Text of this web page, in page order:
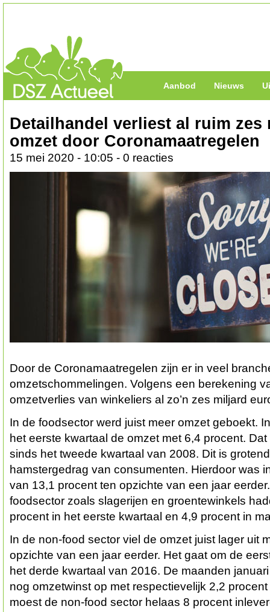
Aanbod Nieuws
Detailhandel verliest al ruim zes
omzet door Coronamaatregelen
15 mei 2020 - 10:05 - 0 reacties
Door de Coronamaatregelen zijn er in veel
omzetschommelingen. Volgens een berekening
omzetverlies van winkeliers al zo’n zes miljard
In de foodsector werd juist meer omzet geboekt.
het eerste kwartaal de omzet met 6,4 procent.
sinds het tweede kwartaal van 2008. Dit is
hamstergedrag van consumenten. Hierdoor was
van 13,1 procent ten opzichte van een jaar
foodsector zoals slagerijen en groentewinkels
procent in het eerste kwartaal en 4,9 procent in
In de non-food sector viel de omzet juist lager uit
opzichte van een jaar eerder. Het gaat om de
het derde kwartaal van 2016. De maanden
nog omzetwinst op met respectievelijk 2,2
moest de non-food sector helaas 8 procent